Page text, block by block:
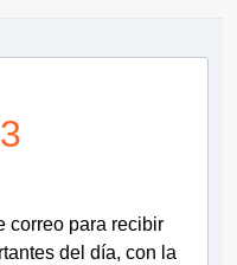
correo para recibir
del día, con la